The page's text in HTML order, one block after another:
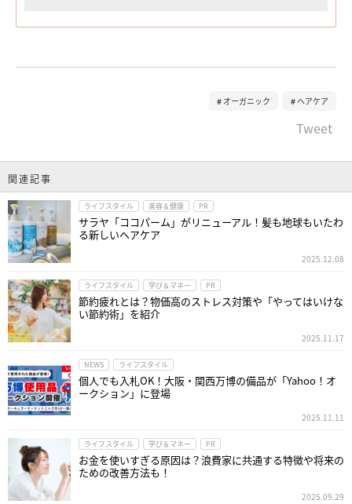
オーガニック ヘアケア
Tweet
関連記事
ライフスタイル 美容＆健康 PR
サラヤ「ココパーム」がリニューアル！髪も地球もいたわ
る新しいヘアケア
2025.12.08
ライフスタイル 学び＆マネー PR
節約疲れとは？物価高のストレス対策や「やってはいけな
い節約術」を紹介
2025.11.17
NEWS ライフスタイル
個人でも入札OK！大阪・関西万博の備品が「Yahoo！オ
ークション」に登場
2025.11.11
ライフスタイル 学び＆マネー PR
お金を使いすぎる原因は？浪費家に共通する特徴や将来の
ための改善方法も！
2025.09.29